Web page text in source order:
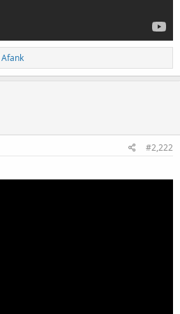
Afank
#2,222